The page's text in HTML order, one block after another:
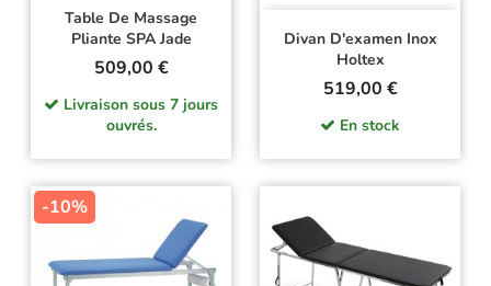
Table De Massage
Pliante SPA Jade
Prix
509,00 €
Livraison sous 7 jours
ouvrés.
Divan D'examen Inox
Holtex
Prix
519,00 €
En stock
-10%